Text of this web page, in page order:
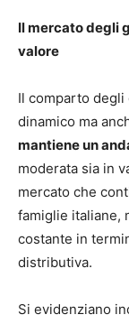
Il mercato degli
valore
Il comparto degli
dinamico ma
mantiene un
moderata sia in
mercato che
famiglie italiane,
costante in
distributiva.
Si evidenziano